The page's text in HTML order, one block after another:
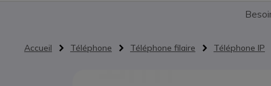
Accueil Téléphone Téléphone filaire Téléphone IP